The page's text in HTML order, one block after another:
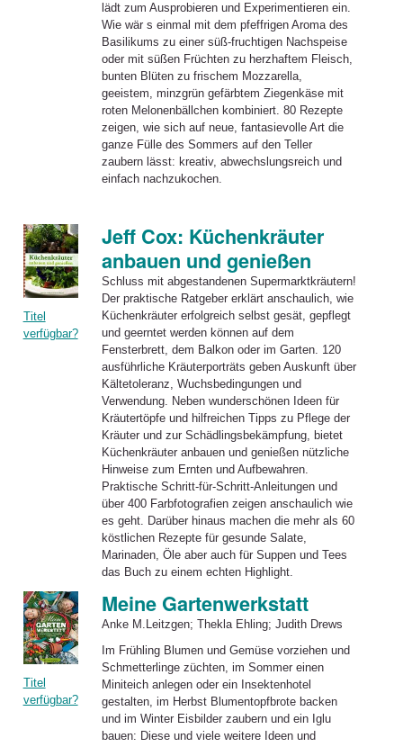
lädt zum Ausprobieren und Experimentieren ein.
Wie wär s einmal mit dem pfeffrigen Aroma des
Basilikums zu einer süß-fruchtigen Nachspeise
oder mit süßen Früchten zu herzhaftem Fleisch,
bunten Blüten zu frischem Mozzarella,
geeistem, minzgrün gefärbtem Ziegenkäse mit
roten Melonenbällchen kombiniert. 80 Rezepte
zeigen, wie sich auf neue, fantasievolle Art die
ganze Fülle des Sommers auf den Teller
zaubern lässt: kreativ, abwechslungsreich und
einfach nachzukochen.
Titel
verfügbar?
Jeff Cox: Küchenkräuter
anbauen und genießen
Schluss mit abgestandenen Supermarktkräutern!
Der praktische Ratgeber erklärt anschaulich, wie
Küchenkräutererfolgreich selbst gesät, gepflegt
und geerntet werden können auf dem
Fensterbrett, dem Balkon oder im Garten. 120
ausführliche Kräuterporträts geben Auskunft über
Kältetoleranz, Wuchsbedingungen und
Verwendung. Neben wunderschönen Ideen für
Kräutertöpfe und hilfreichen Tipps zu Pflege der
Kräuter und zur Schädlingsbekämpfung, bietet
Küchenkräuteranbauen und genießen nützliche
Hinweise zum Ernten und Aufbewahren.
Praktische Schritt-für-Schritt-Anleitungen und
über 400 Farbfotografien zeigen anschaulich wie
es geht. Darüber hinaus machen die mehr als 60
köstlichen Rezepte für gesunde Salate,
Marinaden, Öle aber auch für Suppen und Tees
das Buch zu einem echten Highlight.
Titel
verfügbar?
Meine Gartenwerkstatt
Anke M.Leitzgen; Thekla Ehling; Judith Drews
Im Frühling Blumen und Gemüse vorziehen und
Schmetterlinge züchten, im Sommer einen
Miniteich anlegen oder ein Insektenhotel
gestalten, im Herbst Blumentopfbrote backen
und im Winter Eisbilder zaubern und ein Iglu
bauen: Diese und viele weitere Ideen und